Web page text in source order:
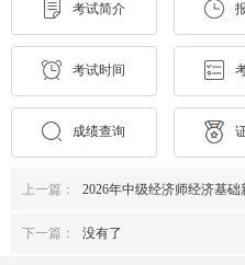
考试简介
考试时间
成绩查询
上一篇： 2026年中级经济师经济基础新
下一篇： 没有了